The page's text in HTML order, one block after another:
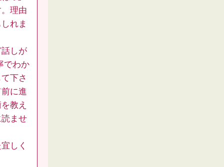
理由
れま
しが
でわか
下さ
に進
教え
ませ
しく